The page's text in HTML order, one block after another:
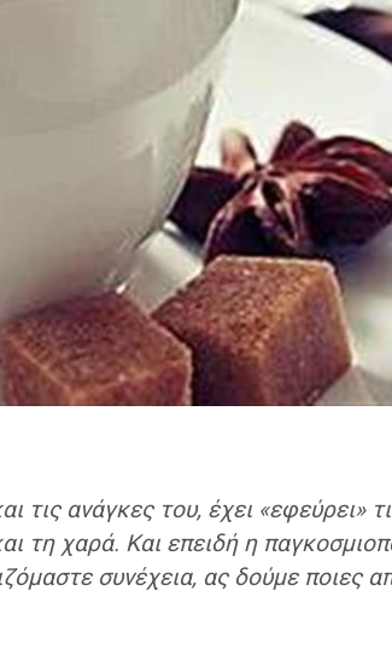
ανάγκες του, έχει «εφεύρει»
τη χαρά. Και επειδή η
συνέχεια, ας δούμε ποιες